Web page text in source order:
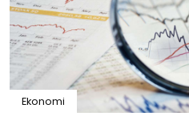
Ekonomi